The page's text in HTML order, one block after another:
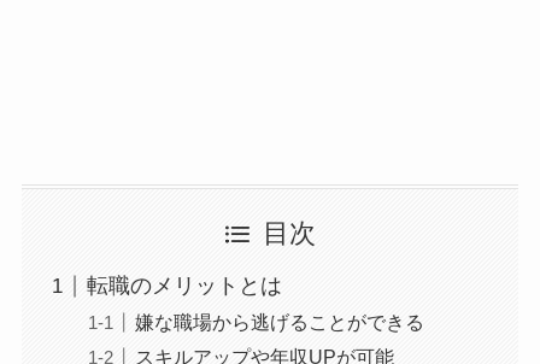
目次
転職のメリットとは
嫌な職場から逃げることができる
スキルアップや年収UPが可能